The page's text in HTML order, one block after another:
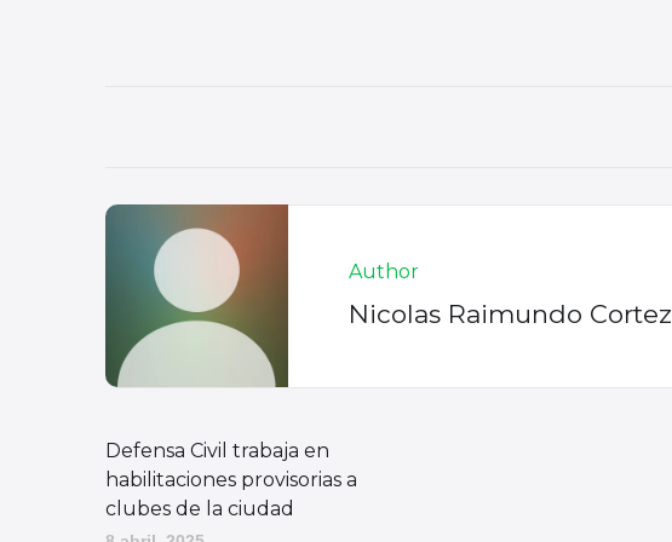
Author
Nicolas Raimundo Cortez
Defensa Civil trabaja en
habilitaciones provisorias a
clubes de la ciudad